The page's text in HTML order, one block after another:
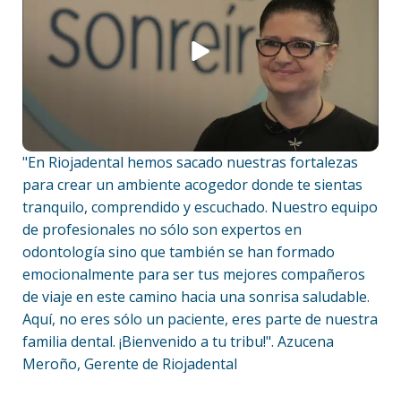
"En Riojadental hemos sacado nuestras fortalezas
para crear un ambiente acogedor donde te sientas
tranquilo, comprendido y escuchado. Nuestro equipo
de profesionales no sólo son expertos en
odontología sino que también se han formado
emocionalmente para ser tus mejores compañeros
de viaje en este camino hacia una sonrisa saludable.
Aquí, no eres sólo un paciente, eres parte de nuestra
familia dental. ¡Bienvenido a tu tribu!". Azucena
Meroño, Gerente de Riojadental